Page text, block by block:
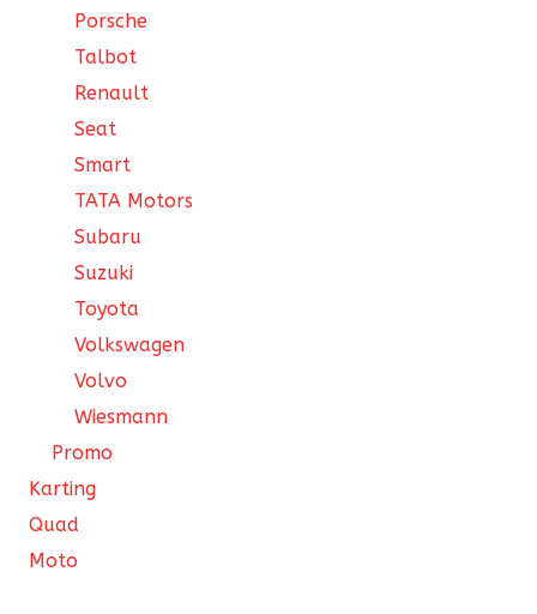
Porsche
Talbot
Renault
Seat
Smart
TATA Motors
Subaru
Suzuki
Toyota
Volkswagen
Volvo
Wiesmann
Promo
Karting
Quad
Moto